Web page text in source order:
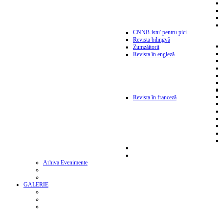
CNNB-istu' pentru pici
Revista bilingvă
Zumzăitorii
Revista în engleză
Revista în franceză
Arhiva Evenimente
GALERIE